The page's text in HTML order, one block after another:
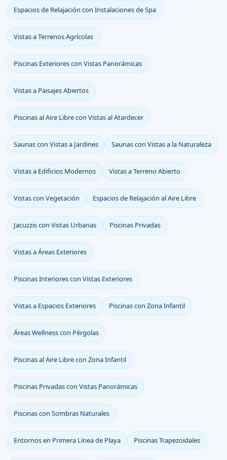
Espacios de Relajación con Instalaciones de Spa
Vistas a Terrenos Agrícolas
Piscinas Exteriores con Vistas Panorámicas
Vistas a Paisajes Abiertos
Piscinas al Aire Libre con Vistas al Atardecer
Saunas con Vistas a Jardines Saunas con Vistas a la Naturaleza
Vistas a Edificios Modernos Vistas a Terreno Abierto
Vistas con Vegetación Espacios de Relajación al Aire Libre
Jacuzzis con Vistas Urbanas Piscinas Privadas
Vistas a Áreas Exteriores
Piscinas Interiores con Vistas Exteriores
Vistas a Espacios Exteriores Piscinas con Zona Infantil
Áreas Wellness con Pérgolas
Piscinas al Aire Libre con Zona Infantil
Piscinas Privadas con Vistas Panorámicas
Piscinas con Sombras Naturales
Entornos en Primera Línea de Playa Piscinas Trapezoidales